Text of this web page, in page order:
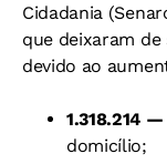
Cidadania
que deixaram
devido ao
1.318.214 —
domicílio;